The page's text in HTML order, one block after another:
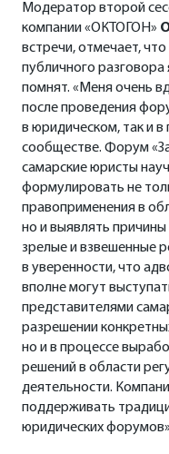
Модератор второй
компании «ОКТОГОН»
встречи, отмечает,
публичного разговора
помнят. «Меня очень
после проведения
в юридическом, так и
сообществе. Форум
самарские юристы
формулировать не
правоприменения в
но и выявлять
зрелые и взвешенные
в уверенности, что
вполне могут
представителями
разрешении
но и в процессе
решений в области
деятельности.
поддерживать
юридических